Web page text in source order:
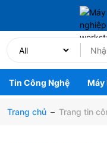
Tin Công Nghệ Máy
Trang chủ – Trang tin